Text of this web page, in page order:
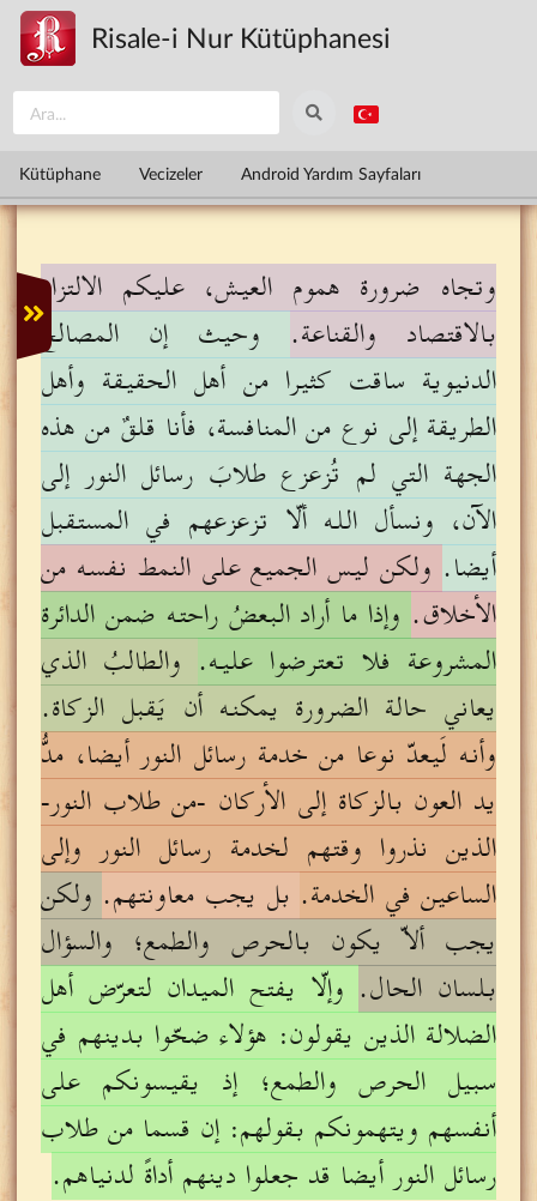
Ana içeriğe atla
Risale-i Nur Kütüphanesi
Kütüphane Vecizeler Android Yardım Sayfaları
وتجاه ضرورة هموم العيش، عليكم الالتزام
بالاقتصاد والقناعة. وحيث إن المصالح
الدنيوية ساقت كثيرا من أهل الحقيقة وأهل
الطريقة إلى نوع من المنافسة، فأنا قلقٌ من هذه
الجهة التي لم تُزعزع طلابَ رسائل النور إلى
الآن، ونسأل الله ألّا تزعزعهم في المستقبل
أيضا. ولكن ليس الجميع على النمط نفسه من
الأخلاق. وإذا ما أراد البعضُ راحته ضمن الدائرة
المشروعة فلا تعترضوا عليه. والطالبُ الذي
يعاني حالة الضرورة يمكنه أن يَقبل الزكاة.
وأنه لَيعدّ نوعا من خدمة رسائل النور أيضا، مدُّ
يد العون بالزكاة إلى الأركان -من طلاب النور-
الذين نذروا وقتهم لخدمة رسائل النور وإلى
الساعين في الخدمة. بل يجب معاونتهم. ولكن
يجب ألاّ يكون بالحرص والطمع؛ والسؤال
بلسان الحال. وإلّا يفتح الميدان لتعرّض أهل
الضلالة الذين يقولون: هؤلاء ضحّوا بدينهم في
سبيل الحرص والطمع؛ إذ يقيسونكم على
أنفسهم ويتهمونكم بقولهم: إن قسما من طلاب
رسائل النور أيضا قد جعلوا دينهم أداةً لدنياهم.